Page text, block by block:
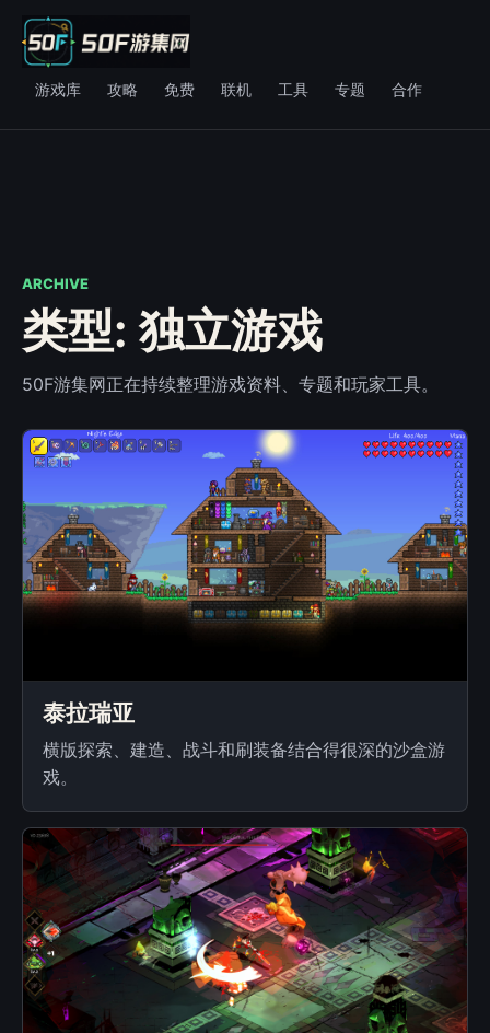
游戏库 攻略 免费 联机 工具 专题 合作
ARCHIVE
类型: 独立游戏
50F游集网正在持续整理游戏资料、专题和玩家工具。
泰拉瑞亚
横版探索、建造、战斗和刷装备结合得很深的沙盒游
戏。